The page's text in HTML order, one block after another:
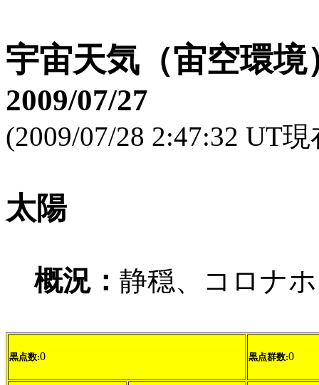
宇宙天気（宙空環境
2009/07/27
(2009/07/28 2:47:32 UT現
太陽
概況： 静穏、コロナ
黒点数:0 黒点群数:0